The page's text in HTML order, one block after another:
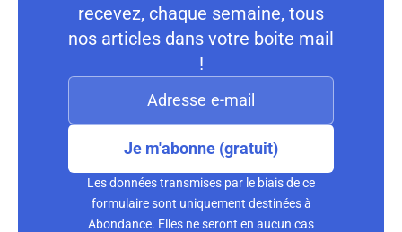
recevez, chaque semaine, tous
nos articles dans votre boite mail
!
Je m'abonne (gratuit)
Les données transmises par le biais de ce
formulaire sont uniquement destinées à
Abondance. Elles ne seront en aucun cas